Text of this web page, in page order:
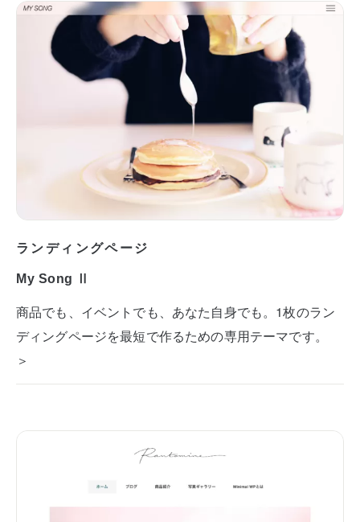
ランディングページ
My Song Ⅱ
商品でも、イベントでも、あなた自身でも。1枚のラン
ディングページを最短で作るための専用テーマです。
＞